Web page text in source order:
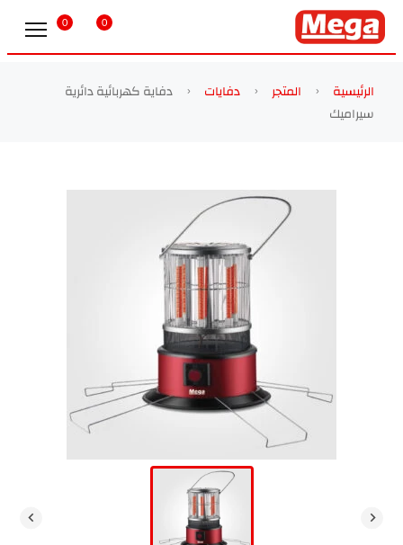
0
0
الرئيسية المتجر دفايات
دفاية كهربائية دائرية
سيراميك